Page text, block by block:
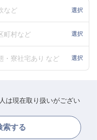
コラム
など 選択
町村など 選択
・寮社宅あり など 選択
は現在取り扱いがござい
索する